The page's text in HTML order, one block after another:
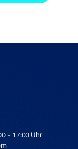
– 17:00 Uhr